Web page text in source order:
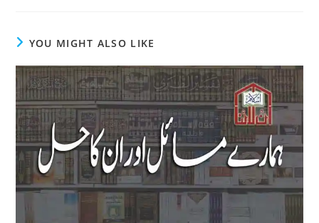
YOU MIGHT ALSO LIKE